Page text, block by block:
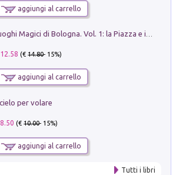
aggiungi al carrello
Luoghi Magici di Bologna. Vol. 1: la Piazza e i Suoi Simboli Segreti
(€14.80- 15%)
aggiungi al carrello
per volare
(€10.00- 15%)
aggiungi al carrello
Tutti i libri